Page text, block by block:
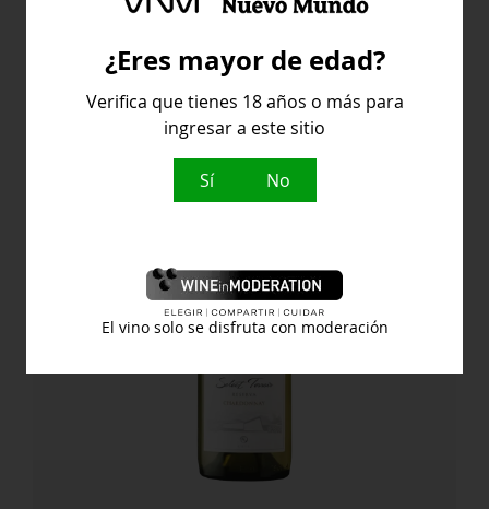
original
era:
18,50 €.
actual
es:
Alta
Chardonnay
cantidad
¿Eres mayor de edad?
Verifica que tienes 18 años o más para
ingresar a este sitio
Sí No
El vino solo se disfruta con moderación